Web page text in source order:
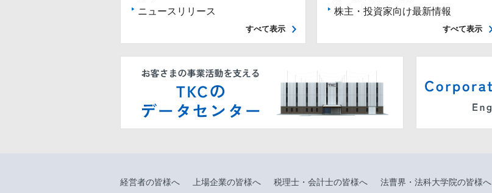
ニュースリリース
すべて表示
株主・投資家向け最新情報
すべて表示
経営者の皆様へ 上場企業の皆様へ 税理士・会計士の皆様へ 法曹界・法科大学院の皆様へ